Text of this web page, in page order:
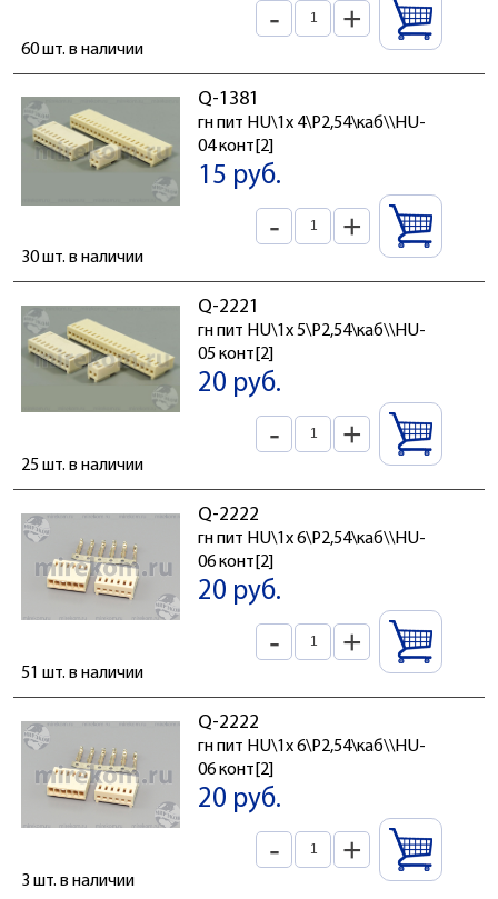
- +
60 шт. в наличии
Q-1381
гн пит HU\1x 4\P2,54\каб\\HU-
04 конт[2]
15 руб.
- +
30 шт. в наличии
Q-2221
гн пит HU\1x 5\P2,54\каб\\HU-
05 конт[2]
20 руб.
- +
25 шт. в наличии
Q-2222
гн пит HU\1x 6\P2,54\каб\\HU-
06 конт[2]
20 руб.
- +
51 шт. в наличии
Q-2222
гн пит HU\1x 6\P2,54\каб\\HU-
06 конт[2]
20 руб.
- +
3 шт. в наличии